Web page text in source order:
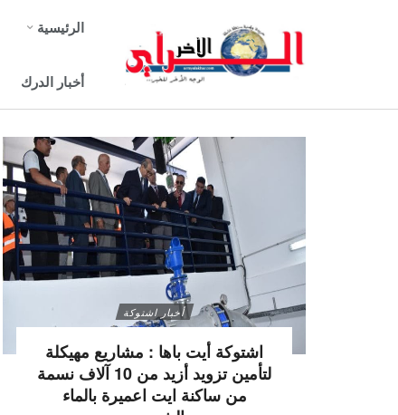
الرئيسية
أخبار الدرك
أخبار اشتوكة
اشتوكة أيت باها : مشاريع مهيكلة
لتأمين تزويد أزيد من 10 آلاف نسمة
من ساكنة ايت اعميرة بالماء